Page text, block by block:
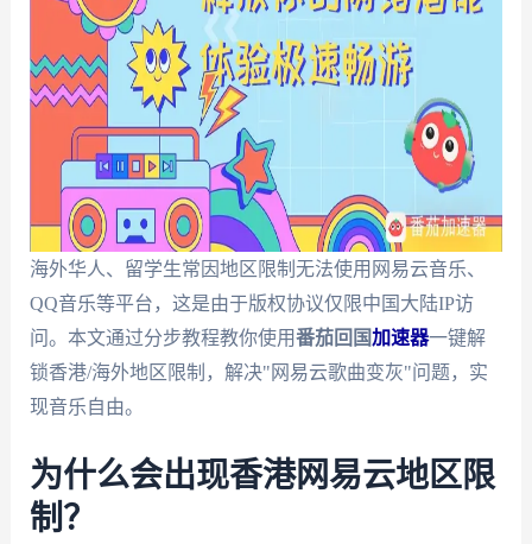
海外华人、留学生常因地区限制无法使用网易云音乐、
QQ音乐等平台，这是由于版权协议仅限中国大陆IP访
问。本文通过分步教程教你使用番茄回国加速器一键解
锁香港/海外地区限制，解决"网易云歌曲变灰"问题，实
现音乐自由。
为什么会出现香港网易云地区限
制？